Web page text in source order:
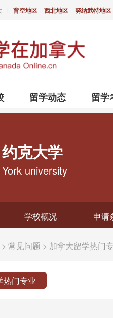
育空地区 西北地区 努纳武特地区
留学动态 留学
约克大学
York university
学校概况 申请
> 常见问题 > 加拿大留学热门
热门专业